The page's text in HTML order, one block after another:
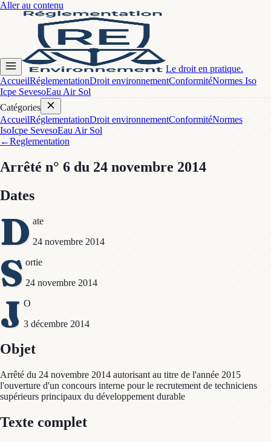
Aller au contenu
Le droit en pratique.
AccueilRéglementationDroit environnementConformitéNormes Iso
Icpe SevesoEau Air Sol
Catégories
AccueilRéglementationDroit environnementConformitéNormes
IsoIcpe SevesoEau Air Sol
←Reglementation
Arrêté n° 6 du 24 novembre 2014
Dates
D ate
24 novembre 2014
S ortie
24 novembre 2014
J O
3 décembre 2014
Objet
Arrêté du 24 novembre 2014 autorisant au titre de l'année 2015
l'ouverture d'un concours interne pour le recrutement de techniciens
supérieurs principaux du développement durable
Texte complet